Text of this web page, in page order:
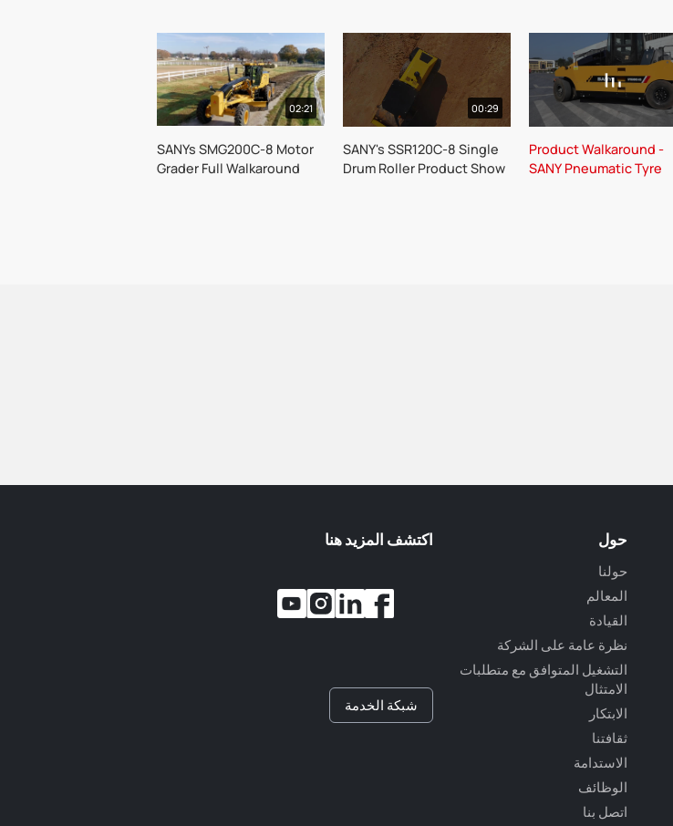
Product Walkaround -
SANY Pneumatic Tyre
00:29
SANY's SSR120C-8 Single
Drum Roller Product Show
02:21
SANYs SMG200C-8 Motor
Grader Full Walkaround
حول
حولنا
المعالم
القيادة
نظرة عامة على الشركة
التشغيل المتوافق مع متطلبات
الامتثال
الابتكار
ثقافتنا
الاستدامة
الوظائف
اتصل بنا
اكتشف المزيد هنا
شبكة الخدمة